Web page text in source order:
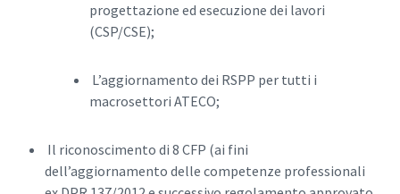
progettazione ed esecuzione dei lavori
(CSP/CSE);
L’aggiornamento dei RSPP per tutti i
macrosettori ATECO;
Il riconoscimento di 8 CFP (ai fini
dell’aggiornamento delle competenze professionali